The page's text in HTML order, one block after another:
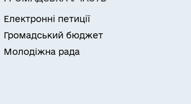
Електронні петиції
Громадський бюджет
Молодіжна рада